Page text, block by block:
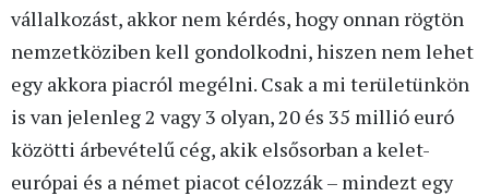
vállalkozást, akkor nem kérdés, hogy onnan rögtön
nemzetköziben kell gondolkodni, hiszen nem lehet
egy akkora piacról megélni. Csak a mi területünkön
is van jelenleg 2 vagy 3 olyan, 20 és 35 millió euró
közötti árbevételű cég, akik elsősorban a kelet-
európai és a német piacot célozzák – mindezt egy